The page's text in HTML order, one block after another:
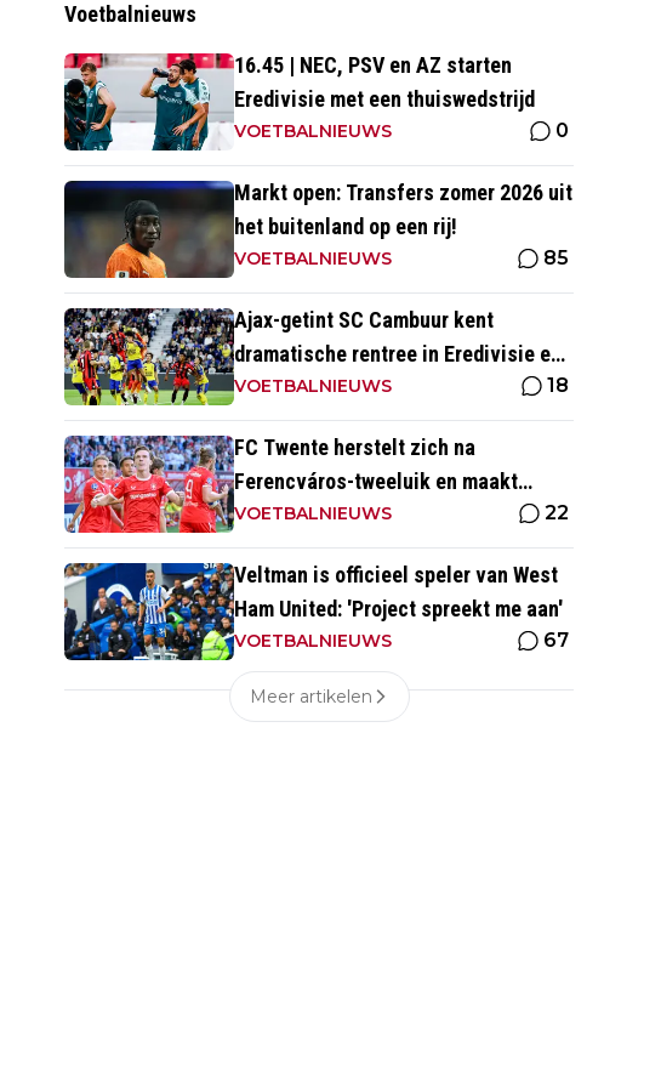
Voetbalnieuws
16.45 | NEC, PSV en AZ starten
Eredivisie met een thuiswedstrijd
VOETBALNIEUWS 0
Markt open: Transfers zomer 2026 uit
het buitenland op een rij!
VOETBALNIEUWS 85
Ajax-getint SC Cambuur kent
dramatische rentree in Eredivisie en
krijgt pak slaag in eigen huis
VOETBALNIEUWS 18
FC Twente herstelt zich na
Ferencváros-tweeluik en maakt
gehakt van Slowaakse opponent
VOETBALNIEUWS 22
Veltman is officieel speler van West
Ham United: 'Project spreekt me aan'
VOETBALNIEUWS 67
Meer artikelen